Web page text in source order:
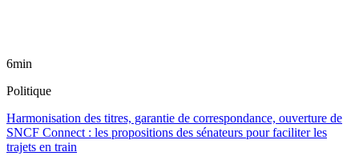
6min
Politique
Harmonisation des titres, garantie de correspondance, ouverture de
SNCF Connect : les propositions des sénateurs pour faciliter les
trajets en train